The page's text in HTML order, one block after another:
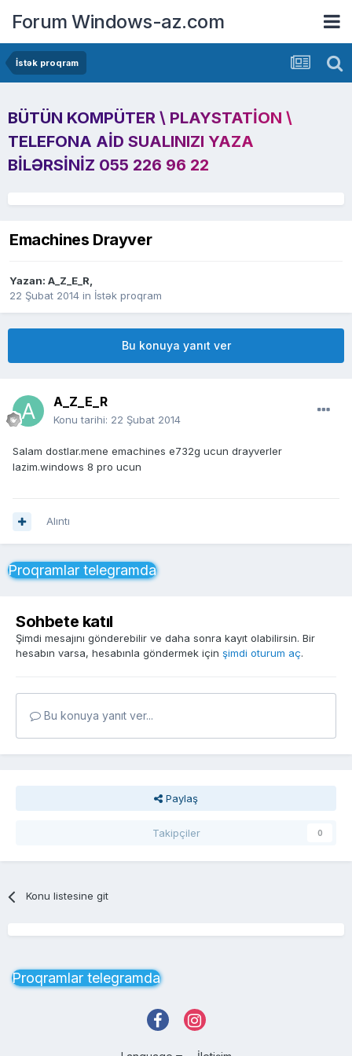
Forum Windows-az.com
İstək proqram
BÜTÜN KOMPÜTER \ PLAYSTATION \
TELEFONA AID SUALINIZI YAZA
BILƏRSINIZ 055 226 96 22
Emachines Drayver
Yazan: A_Z_E_R,
22 Şubat 2014 in İstək proqram
Bu konuya yanıt ver
A_Z_E_R
Konu tarihi: 22 Şubat 2014
Salam dostlar.mene emachines e732g ucun drayverler
lazim.windows 8 pro ucun
Alıntı
Proqramlar telegramda
Sohbete katıl
Şimdi mesajını gönderebilir ve daha sonra kayıt olabilirsin. Bir
hesabın varsa, hesabınla göndermek için şimdi oturum aç.
Bu konuya yanıt ver...
Paylaş
Takipçiler 0
Konu listesine git
Proqramlar telegramda